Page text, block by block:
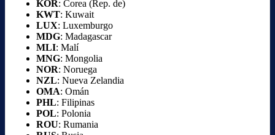
KOR: Corea (Rep. de)
KWT: Kuwait
LUX: Luxemburgo
MDG: Madagascar
MLI: Malí
MNG: Mongolia
NOR: Noruega
NZL: Nueva Zelandia
OMA: Omán
PHL: Filipinas
POL: Polonia
ROU: Rumania